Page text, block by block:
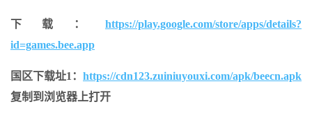
下载： https://play.google.com/store/apps/details?
id=games.bee.app
国区下载址1： https://cdn123.zuiniuyouxi.com/apk/beecn.apk
复制到浏览器上打开